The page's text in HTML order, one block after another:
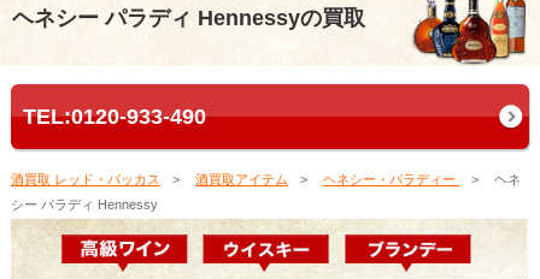
ヘネシー パラディ Hennessyの買取
TEL:0120-933-490
酒買取 レッド・バッカス 酒買取アイテム ヘネシー・パラディー
ヘネ
シー パラディ Hennessy